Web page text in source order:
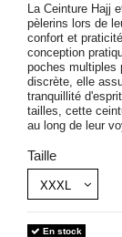
La Ceinture Hajj
pèlerins lors de
confort et
conception
poches multiples
discrète, elle
tranquillité
tailles, cette
au long de leur
Taille
En stock